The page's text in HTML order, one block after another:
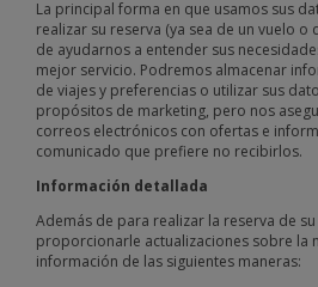
La principal forma en que usamos sus
realizar su reserva (ya sea de un vuelo o
de ayudarnos a entender sus
mejor servicio. Podremos almacenar
de viajes y preferencias o utilizar sus
propósitos de marketing, pero nos
correos electrónicos con ofertas e
comunicado que prefiere no recibirlos.
Información detallada
Además de para realizar la reserva de
proporcionarle actualizaciones sobre la
información de las siguientes maneras: